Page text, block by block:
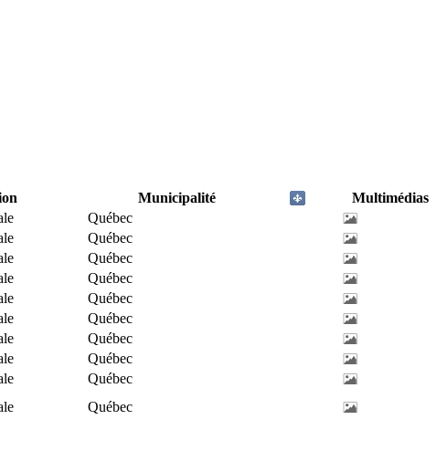
Municipalité
Multimédias
Québec
Québec
Québec
Québec
Québec
Québec
Québec
Québec
Québec
Québec